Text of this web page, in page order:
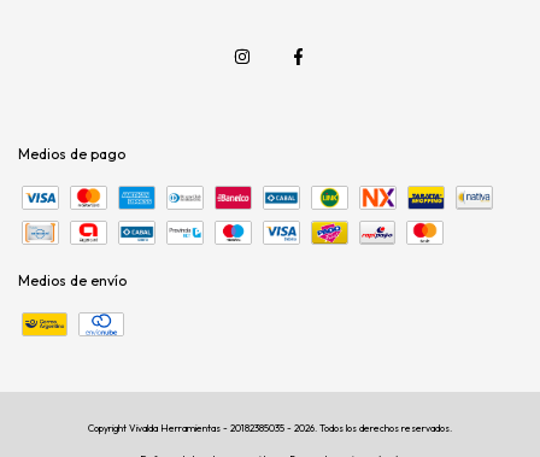
Medios de pago
Medios de envío
Copyright Vivalda Herramientas - 20182385035 - 2026. Todos los derechos reservados.